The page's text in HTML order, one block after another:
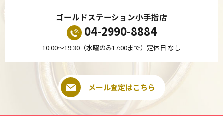
ゴールドステーション小手指店
04-2990-8884
10:00〜19:30（水曜のみ17:00まで）定休日 なし
メール査定はこちら